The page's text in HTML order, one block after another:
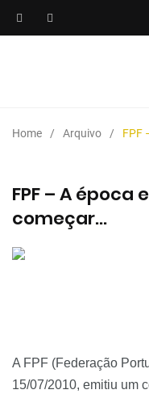
Home Arquivo FPF
FPF – A época
começar…
A FPF (Federação
15/07/2010, emitiu um